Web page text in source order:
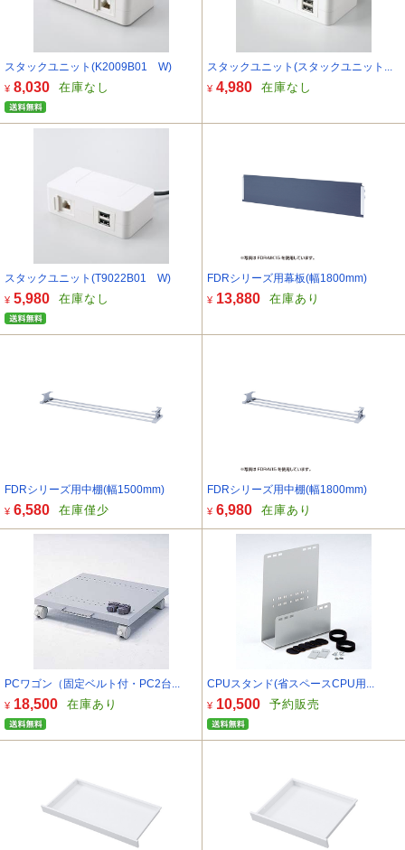
スタックユニット(K2009B01 W)
¥ 8,030 在庫なし
スタックユニット(スタックユニット...
¥ 4,980 在庫なし
スタックユニット(T9022B01 W)
¥ 5,980 在庫なし
FDRシリーズ用幕板(幅1800mm)
¥ 13,880 在庫あり
FDRシリーズ用中棚(幅1500mm)
¥ 6,580 在庫僅少
FDRシリーズ用中棚(幅1800mm)
¥ 6,980 在庫あり
PCワゴン（固定ベルト付・PC2台...
¥ 18,500 在庫あり
CPUスタンド(省スペースCPU用...
¥ 10,500 予約販売